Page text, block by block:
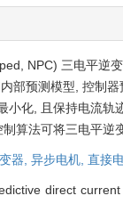
NPC) 三电平逆
部预测模型, 控制
小化, 且保持电流
算法可将三电平
器, 异步电机, 直接
direct